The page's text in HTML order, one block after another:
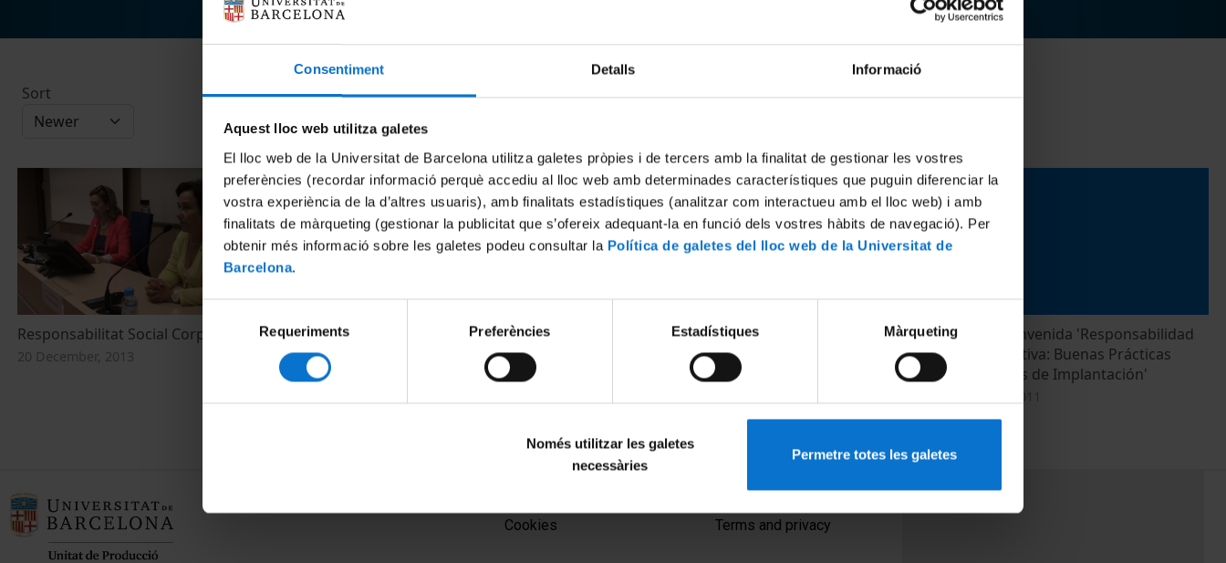
Consentiment Detalls Informació
Aquest lloc web utilitza galetes
El lloc web de la Universitat de Barcelona utilitza galetes pròpies i de tercers amb la finalitat de gestionar les vostres
preferències (recordar informació perquè accediu al lloc web amb determinades característiques que puguin diferenciar la
vostra experiència de la d’altres usuaris), amb finalitats estadístiques (analitzar com interactueu amb el lloc web) i amb
finalitats de màrqueting (gestionar la publicitat que s’ofereix adequant-la en funció dels vostres hàbits de navegació). Per
obtenir més informació sobre les galetes podeu consultar la Política de galetes del lloc web de la Universitat de
Barcelona.
Selecció
de
consentiment
Requeriments Preferències Estadístiques Màrqueting
Només utilitzar les galetes
necessàries
Permetre totes les galetes
Sort
Responsabilitat Social Corporativa
20 December, 2013
Clausura 'Responsabilidad Social
Corporativa: Buenas Prácticas
Internacionales de Implantación'
Doble entrada de la RSC en Clece: SA 8000
y Técnico de Inserción Laboral
30 September, 2011
Apertura y Bienvenida 'Responsabilidad
Social Corporativa: Buenas Prácticas
Internacionales de Implantación'
Cookies
PEU 2
Terms and privacy
PEU 3